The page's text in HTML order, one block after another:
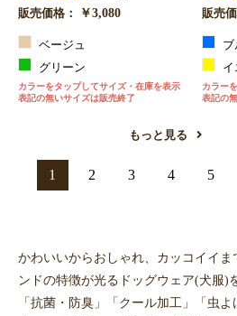
販売価格：
￥3,080
ベージュ
グリーン
カラーをタップしてサイズ・在庫を表示
表記の無いサイズは販売終了
もっと見る
販売価
ブ
イ
カラー
表記の
1 2 3 4 5
かわいいからおしゃれ、カッコイイ
ンドの特徴が光るドッグウェア(犬服)
「抗菌・防臭」「クール加工」「虫